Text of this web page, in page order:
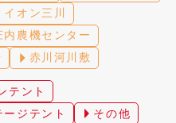
イオン三川
内農機センター
赤川河川敷
テント
ージテント
その他